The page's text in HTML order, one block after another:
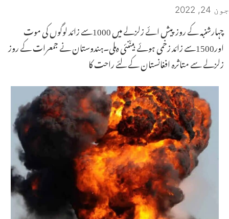
جون 24, 2022
چہارشنبہ کے روز پیش ائے زلزلے میں 1000سے زائد لوگوں کی موت
اور1500سے زائد زخمی ہوئے ہیںنئی دہلی۔ہندوستان نے جمعرات کے روز
زلزلے سے متاثرہ افغانستان کے لئے راحت کا